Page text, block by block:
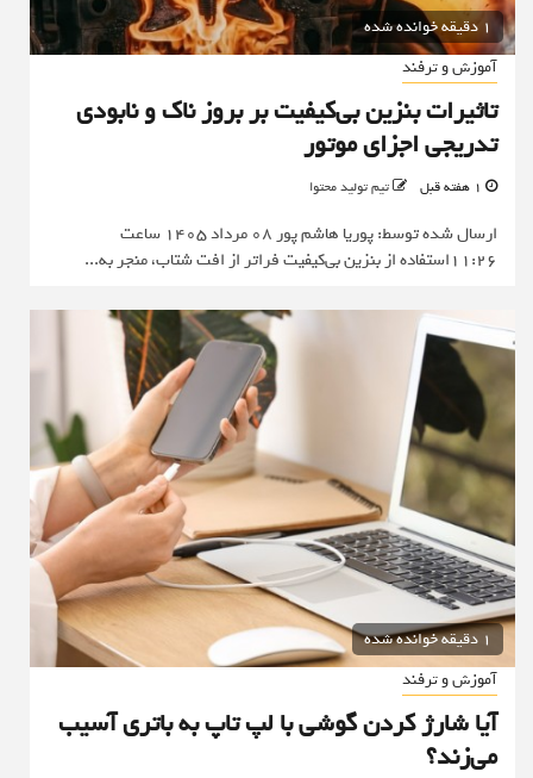
1 دقیقه خوانده شده
آموزش و ترفند
تاثیرات بنزین بی‌کیفیت بر بروز ناک و نابودی
تدریجی اجزای موتور
تیم تولید محتوا
ارسال شده توسط: پوریا هاشم پور 08 مرداد 1405 ساعت
11:26استفاده از بنزین بی‌کیفیت فراتر از افت شتاب، منجر به...
1 دقیقه خوانده شده
آموزش و ترفند
آیا شارژ کردن گوشی با لپ تاپ به باتری آسیب
می‌زند؟